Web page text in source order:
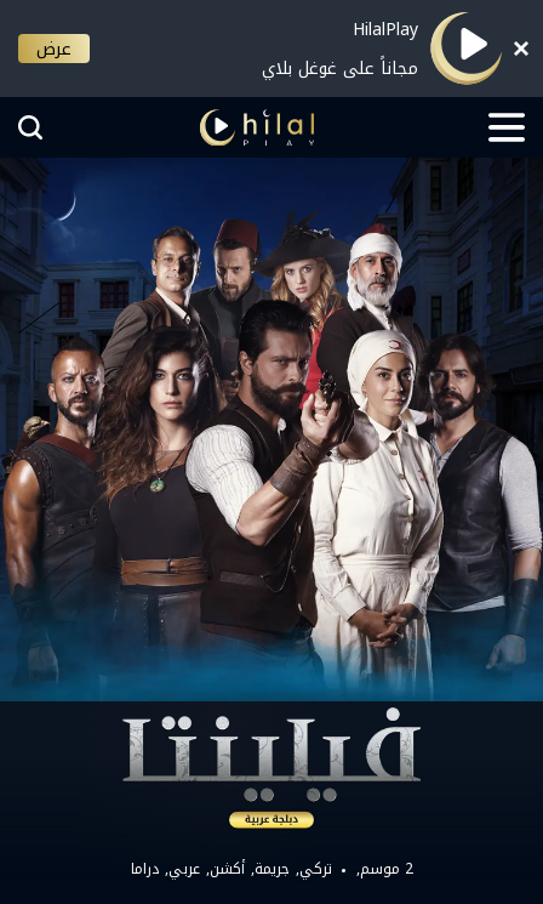
HilalPlay
مجاناً على غوغل بلاي
عرض
2 موسم, تركي جريمة أكشن عربي دراما